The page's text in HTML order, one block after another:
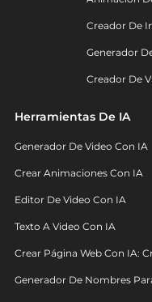
Creador De
Generador
Creador De
Herramientas De IA
Generador De Video Con IA
Crear Animaciones Con IA
Editor De Video Con IA
Texto A Video Con IA
Crear Página Web Con IA:
Generador De Nombres